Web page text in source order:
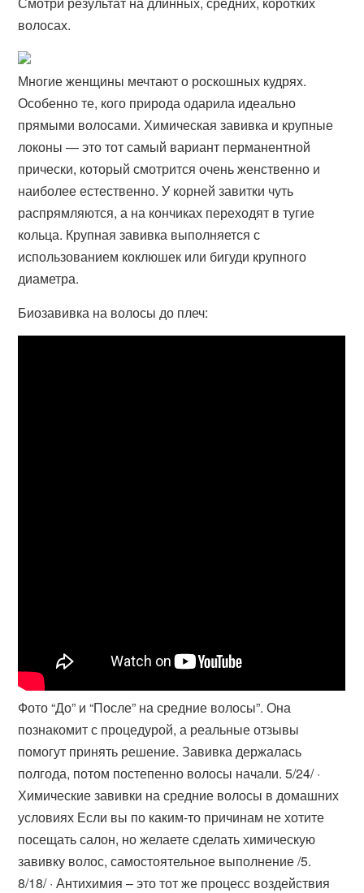
волосах.
Многие женщины мечтают о роскошных кудрях.
Особенно те, кого природа одарила идеально
прямыми волосами. Химическая завивка и крупные
локоны — это тот самый вариант перманентной
прически, который смотрится очень женственно и
наиболее естественно. У корней завитки чуть
распрямляются, а на кончиках переходят в тугие
кольца. Крупная завивка выполняется с
использованием коклюшек или бигуди крупного
диаметра.
Биозавивка на волосы до плеч:
Фото “До” и “После” на средние волосы”. Она
познакомит с процедурой, а реальные отзывы
помогут принять решение. Завивка держалась
полгода, потом постепенно волосы начали. 5/24/ ·
Химические завивки на средние волосы в домашних
условиях Если вы по каким-то причинам не хотите
посещать салон, но желаете сделать химическую
завивку волос, самостоятельное выполнение /5.
8/18/ · Антихимия – это тот же процесс воздействия